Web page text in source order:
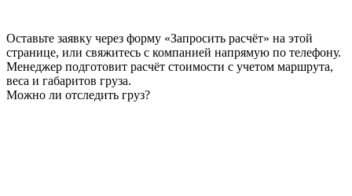
Оставьте заявку через форму «Запросить расчёт» на этой
странице, или свяжитесь с компанией напрямую по телефону.
Менеджер подготовит расчёт стоимости с учетом маршрута,
веса и габаритов груза.
Можно ли отследить груз?